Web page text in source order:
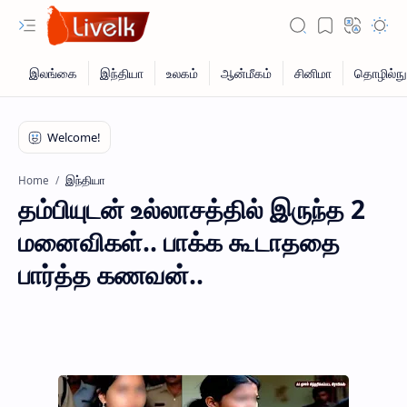
Home இந்தியா
தம்பியுடன் உல்லாசத்தில் இருந்த 2
மனைவிகள்.. பாக்க கூடாததை
பார்த்த கணவன்..